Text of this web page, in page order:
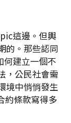
這邊。但輿
的。那些認同
建立一個不
，公民社會需
境中悄悄發生
約條款寫得多